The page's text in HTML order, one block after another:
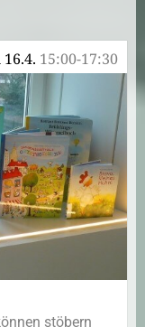
15:00-17:30
stöbern